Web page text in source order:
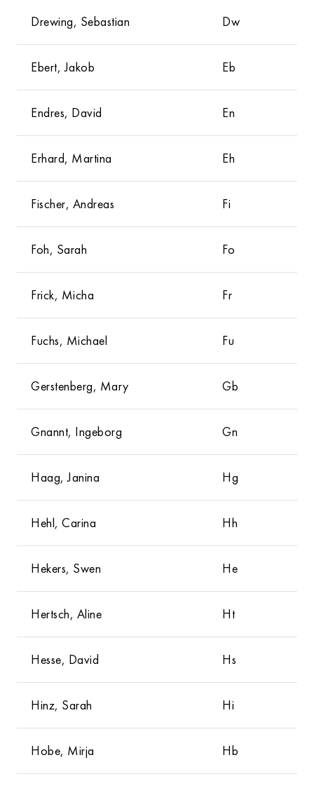
Drewing, Sebastian Dw
Ebert, Jakob Eb
Endres, David En
Erhard, Martina Eh
Fischer, Andreas Fi
Foh, Sarah Fo
Frick, Micha Fr
Fuchs, Michael Fu
Gerstenberg, Mary Gb
Gnannt, Ingeborg Gn
Haag, Janina Hg
Hehl, Carina Hh
Hekers, Swen He
Hertsch, Aline Ht
Hesse, David Hs
Hinz, Sarah Hi
Hobe, Mirja Hb